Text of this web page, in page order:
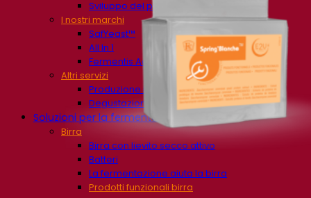
Sviluppo del prodotto
I nostri marchi
SafYeast™
All In 1
Fermentis Academy™
Altri servizi
Produzione in conto terzi
Degustazioni di bevande
Soluzioni per la fermentazione
Birra
Birra con lievito secco attivo
Batteri
La fermentazione aiuta la birra
Prodotti funzionali birra